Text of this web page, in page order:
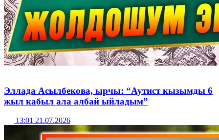
Эллада Асылбекова, ырчы: “Аутист кызымды 6
жыл кабыл ала албай ыйладым”
13:01 21.07.2026